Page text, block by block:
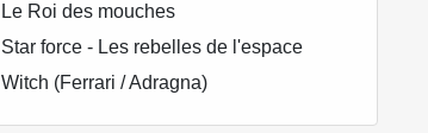
Le Roi des mouches
Star force - Les rebelles de l'espace
Witch (Ferrari / Adragna)